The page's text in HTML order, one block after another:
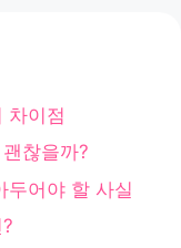
차이점
찮을까?
두어야 할 사실